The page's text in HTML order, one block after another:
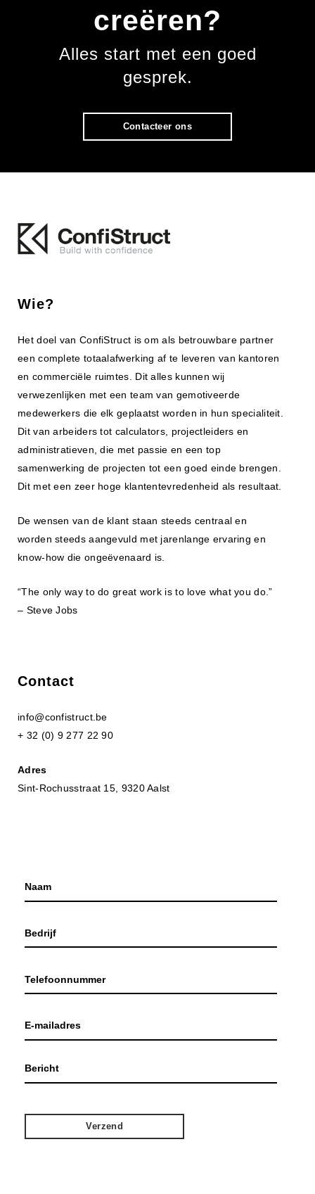
creëren?
Alles start met een goed
gesprek.
Contacteer ons
Wie?
Het doel van ConfiStruct is om als betrouwbare partner
een complete totaalafwerking af te leveren van kantoren
en commerciële ruimtes. Dit alles kunnen wij
verwezenlijken met een team van gemotiveerde
medewerkers die elk geplaatst worden in hun specialiteit.
Dit van arbeiders tot calculators, projectleiders en
administratieven, die met passie en een top
samenwerking de projecten tot een goed einde brengen.
Dit met een zeer hoge klantentevredenheid als resultaat.
De wensen van de klant staan steeds centraal en
worden steeds aangevuld met jarenlange ervaring en
know-how die ongeëvenaard is.
“The only way to do great work is to love what you do.”
– Steve Jobs
Contact
info@confistruct.be
+ 32 (0) 9 277 22 90
Adres
Sint-Rochusstraat 15, 9320 Aalst